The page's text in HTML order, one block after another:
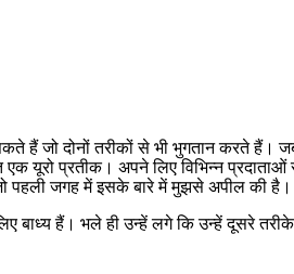
जो दोनों तरीकों से भी भुगतान करते हैं।
एक यूरो प्रतीक। अपने लिए विभिन्न
पहली जगह में इसके बारे में मुझसे अपील की है।
हैं। भले ही उन्हें लगे कि उन्हें दूसरे तरीके